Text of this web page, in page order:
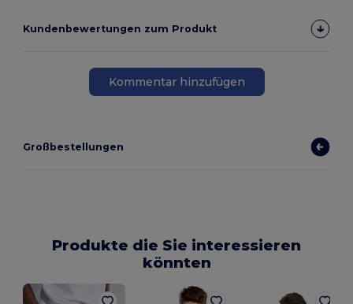
Kundenbewertungen zum Produkt
Kommentar hinzufügen
Großbestellungen
Produkte die Sie interessieren
könnten